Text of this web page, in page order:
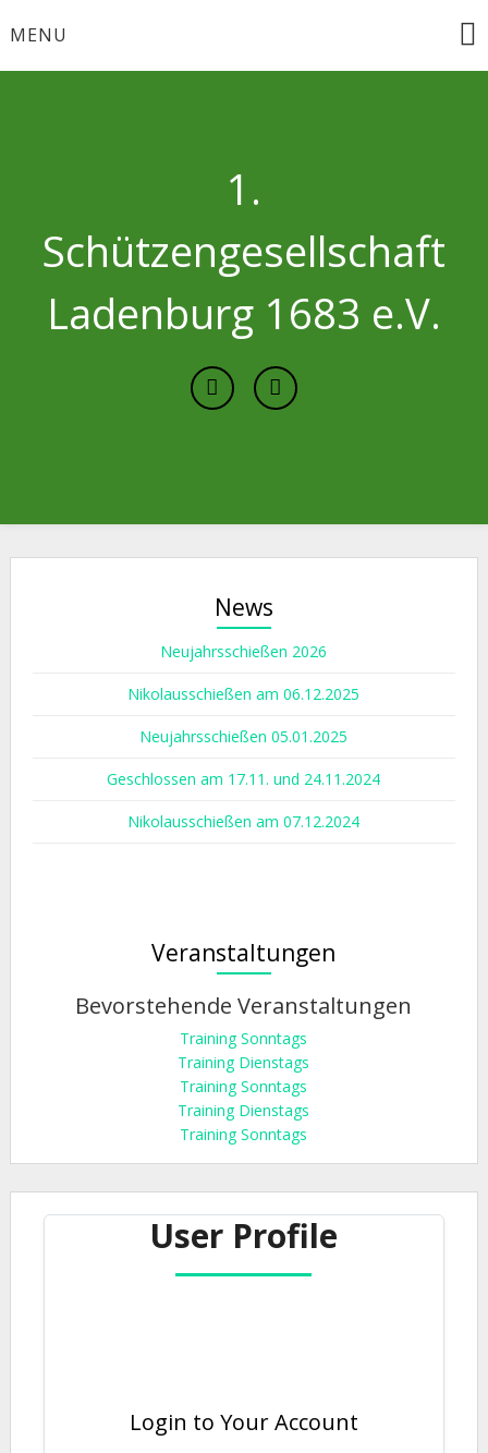
toMENU
1.
Schützengesellschaft
Ladenburg 1683 e.V.
News
Neujahrsschießen 2026
Nikolausschießen am 06.12.2025
Neujahrsschießen 05.01.2025
Geschlossen am 17.11. und 24.11.2024
Nikolausschießen am 07.12.2024
Veranstaltungen
Bevorstehende Veranstaltungen
Training Sonntags
Training Dienstags
Training Sonntags
Training Dienstags
Training Sonntags
User Profile
Login to Your Account